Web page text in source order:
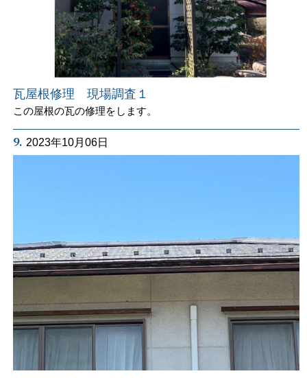
瓦屋根修理 現場調査１
この屋根の瓦の修理をします。
9. 2023年10月06日